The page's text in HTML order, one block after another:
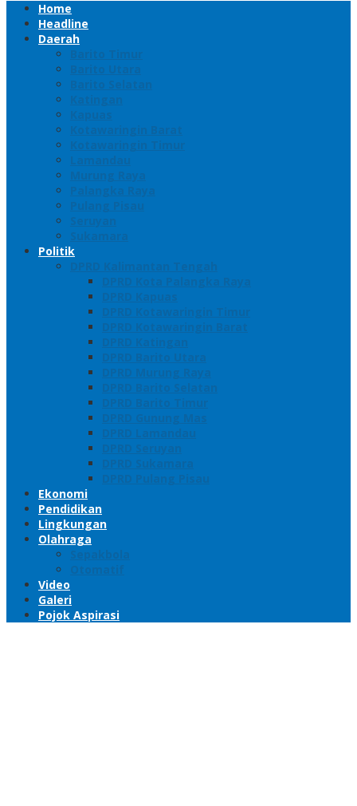
Home
Headline
Daerah
Barito Timur
Barito Utara
Barito Selatan
Katingan
Kapuas
Kotawaringin Barat
Kotawaringin Timur
Lamandau
Murung Raya
Palangka Raya
Pulang Pisau
Seruyan
Sukamara
Politik
DPRD Kalimantan Tengah
DPRD Kota Palangka Raya
DPRD Kapuas
DPRD Kotawaringin Timur
DPRD Kotawaringin Barat
DPRD Katingan
DPRD Barito Utara
DPRD Murung Raya
DPRD Barito Selatan
DPRD Barito Timur
DPRD Gunung Mas
DPRD Lamandau
DPRD Seruyan
DPRD Sukamara
DPRD Pulang Pisau
Ekonomi
Pendidikan
Lingkungan
Olahraga
Sepakbola
Otomatif
Video
Galeri
Pojok Aspirasi